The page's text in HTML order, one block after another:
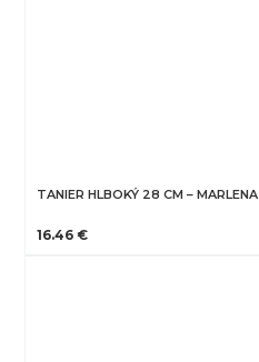
TANIER HLBOKÝ 28 CM – MARLENA
16.46 €